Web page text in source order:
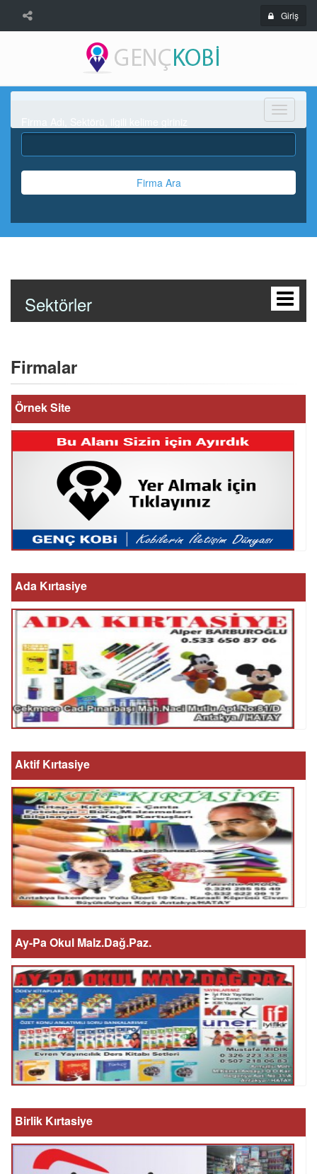
Giriş
Menü
Firma Ara
Sektörler
Firmalar
Örnek Site
Ada Kırtasiye
Aktif Kırtasiye
Ay-Pa Okul Malz.Dağ.Paz.
Birlik Kırtasiye